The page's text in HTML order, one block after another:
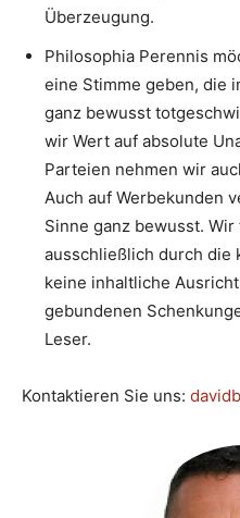
Überzeugung.
Philosophia Perennis
eine Stimme geben, die
ganz bewusst
wir Wert auf absolute
Parteien nehmen wir
Auch auf Werbekunden
Sinne ganz bewusst.
ausschließlich durch die
keine inhaltliche
gebundenen
Leser.
Kontaktieren Sie uns: